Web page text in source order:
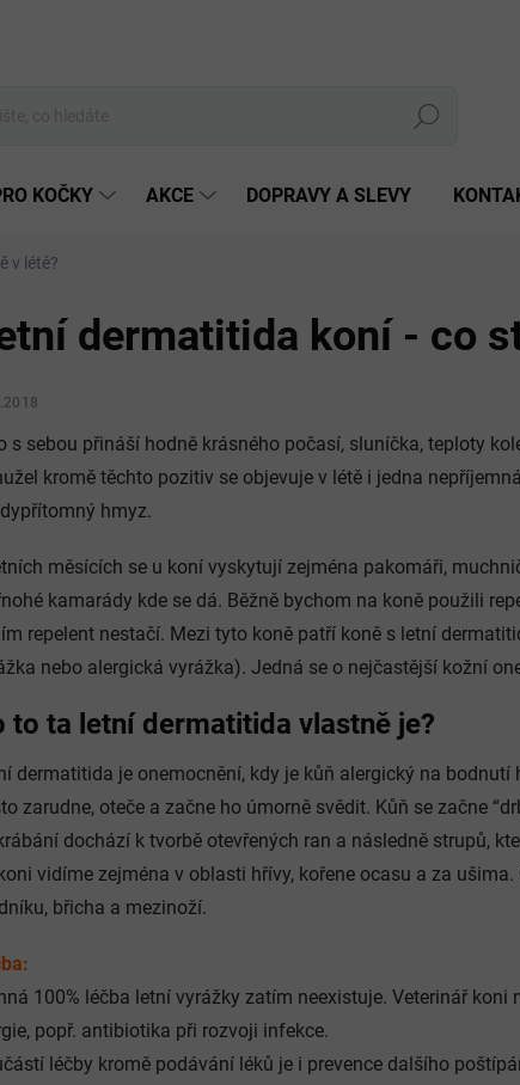
Hledat
KOČKY AKCE DOPRAVY A SLEVY
v létě?
dermatitida koní - co
s sebou přináší hodně krásného počasí, sluníčka, teploty
kromě těchto pozitiv se objevuje v létě i jedna
hmyz.
měsících se u koní vyskytují zejména pakomáři,
kamarády kde se dá. Běžně bychom na koně použili
repelent nestačí. Mezi tyto koně patří koně s letní
nebo alergická vyrážka). Jedná se o nejčastější kožní
to ta letní dermatitida vlastně je?
dermatitida je onemocnění, kdy je kůň alergický na
zarudne, oteče a začne ho úmorně svědit. Kůň se začne
dochází k tvorbě otevřených ran a následně strupů,
vidíme zejména v oblasti hřívy, kořene ocasu a za
břicha a mezinoží.
100% léčba letní vyrážky zatím neexistuje. Veterinář
popř. antibiotika při rozvoji infekce.
léčby kromě podávání léků je i prevence dalšího